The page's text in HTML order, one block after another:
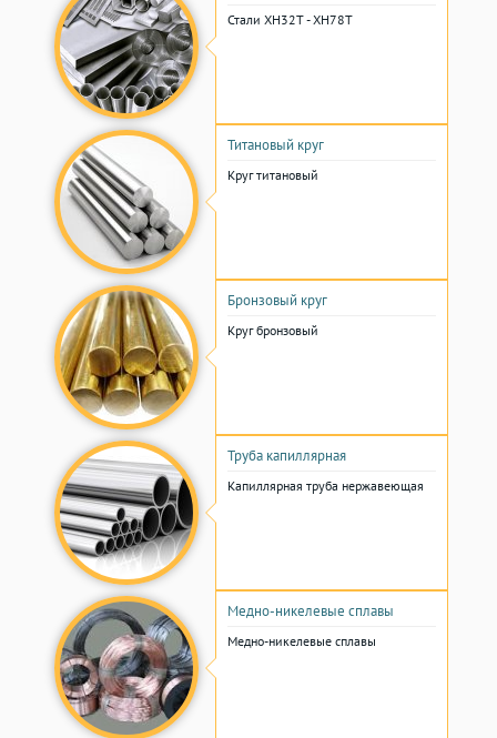
Стали ХН32Т - ХН78Т
Титановый круг
Круг титановый
Бронзовый круг
Круг бронзовый
Труба капиллярная
Капиллярная труба нержавеющая
Медно-никелевые сплавы
Медно-никелевые сплавы